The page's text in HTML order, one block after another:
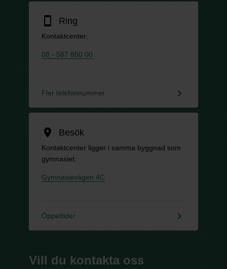
smartphone Ring
Kontaktcenter:
08 - 587 850 00
Fler telefonnummer keyboard_arrow_right
location_on Besök
Kontaktcenter ligger i samma byggnad som
gymnasiet:
Gymnasievägen 4C
Öppettider keyboard_arrow_right
Vill du kontakta oss